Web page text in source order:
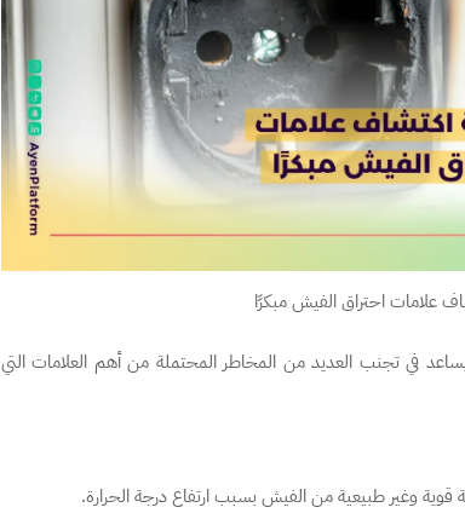
علامات احتراق الفيش مبكرًا
في تجنب العديد من المخاطر المحتملة من أهم العلامات التي
قوية وغير طبيعية من الفيش بسبب ارتفاع درجة الحرارة.